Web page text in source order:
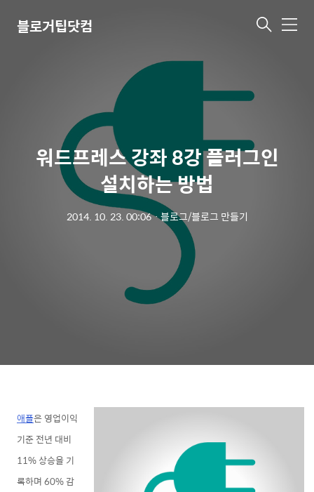
블로거팁닷컴 메
워드프레스 강좌 8강 플러그인
설치하는 방법
2014. 10. 23. 00:06ㆍ블로그/블로그 만들기
애플은 영업이익
기준 전년 대비
11% 상승을 기
록하며60% 감